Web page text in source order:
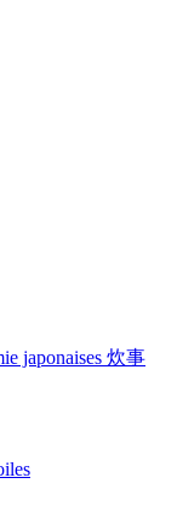
japonaises 炊事